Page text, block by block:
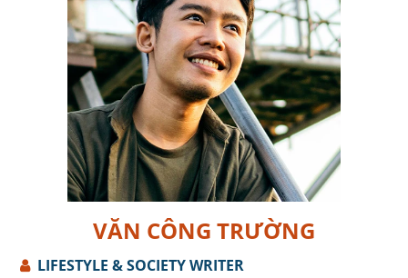
VĂN CÔNG TRƯỜNG
LIFESTYLE & SOCIETY WRITER